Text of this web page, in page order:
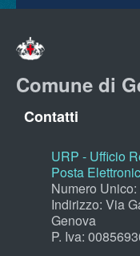
Comune di
Contatti
URP - Ufficio
Posta
Numero
Indirizzo: Via
Genova
P. Iva: